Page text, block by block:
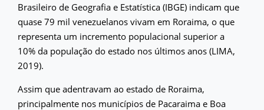
Brasileiro de Geografia e Estatística (IBGE) indicam que
quase 79 mil venezuelanos vivam em Roraima, o que
representa um incremento populacional superior a
10% da população do estado nos últimos anos (LIMA,
2019).
Assim que adentravam ao estado de Roraima,
principalmente nos municípios de Pacaraima e Boa